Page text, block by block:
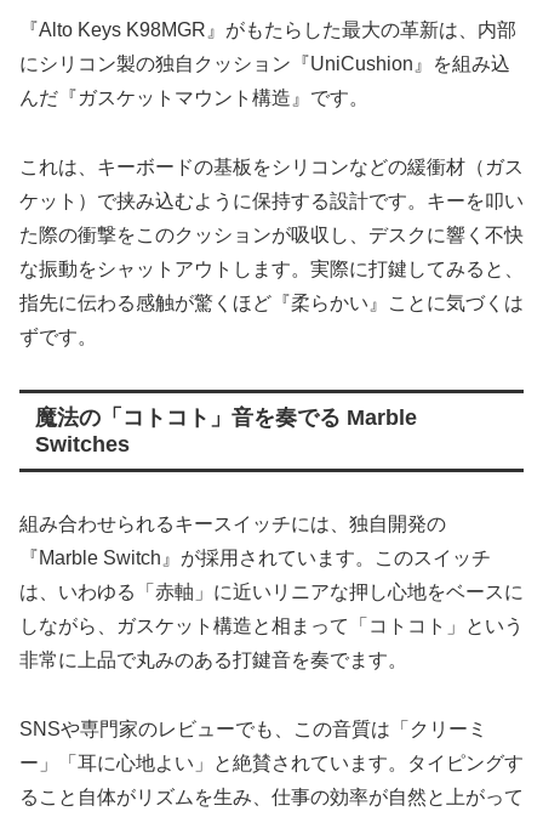
『Alto Keys K98MGR』がもたらした最大の革新は、内部
にシリコン製の独自クッション『UniCushion』を組み込
んだ『ガスケットマウント構造』です。
これは、キーボードの基板をシリコンなどの緩衝材（ガス
ケット）で挟み込むように保持する設計です。キーを叩い
た際の衝撃をこのクッションが吸収し、デスクに響く不快
な振動をシャットアウトします。実際に打鍵してみると、
指先に伝わる感触が驚くほど『柔らかい』ことに気づくは
ずです。
魔法の「コトコト」音を奏でる Marble
Switches
組み合わせられるキースイッチには、独自開発の
『Marble Switch』が採用されています。このスイッチ
は、いわゆる「赤軸」に近いリニアな押し心地をベースに
しながら、ガスケット構造と相まって「コトコト」という
非常に上品で丸みのある打鍵音を奏でます。
SNSや専門家のレビューでも、この音質は「クリーミ
ー」「耳に心地よい」と絶賛されています。タイピングす
ること自体がリズムを生み、仕事の効率が自然と上がって